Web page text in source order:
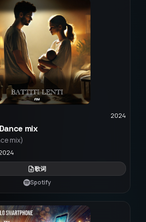
2024
mix
mix)
歌词
Spotify